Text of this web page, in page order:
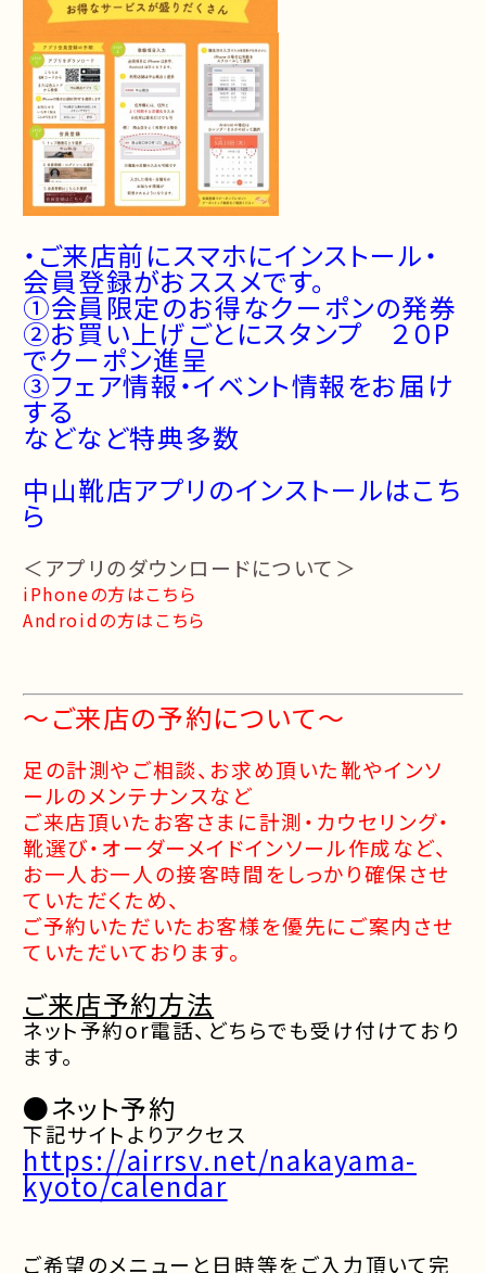
・ご来店前にスマホにインストール・
会員登録がおススメです。
①会員限定のお得なクーポンの発券
➁お買い上げごとにスタンプ ２０P
でクーポン進呈
➂フェア情報・イベント情報をお届け
する
などなど特典多数
中山靴店アプリのインストールはこち
ら
＜アプリのダウンロードについて＞
iPhoneの方はこちら
Androidの方はこちら
～ご来店の予約について～
足の計測やご相談、お求め頂いた靴やインソ
ールのメンテナンスなど
ご来店頂いたお客さまに計測・カウセリング・
靴選び・オーダーメイドインソール作成など、
お一人お一人の接客時間をしっかり確保させ
ていただくため、
ご予約いただいたお客様を優先にご案内させ
ていただいております。
ご来店予約方法
ネット予約or電話、どちらでも受け付けており
ます。
●ネット予約
下記サイトよりアクセス
https://airrsv.net/nakayama-
kyoto/calendar
ご希望のメニューと日時等をご入力頂いて完